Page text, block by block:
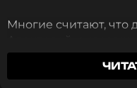
Многие считают, что
ленте «Москва
образцовым